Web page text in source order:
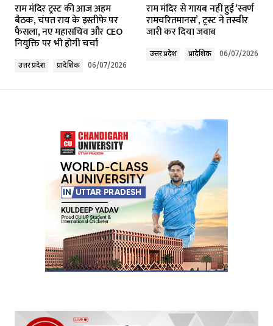
Required fields are marked*
Comment*
Your E-mail*
Submit Comment
राम मंदिर ट्रस्ट की आज अहम
बैठक, चंपत राय के इस्तीफे पर
फैसला, नए महासचिव और CEO
नियुक्ति पर भी होगी चर्चा
उत्तर प्रदेश प्रादेशिक 06/07/2026
राम मंदिर से गायब नहीं हुई ‘स्वर्ण
रामचरितमानस’, ट्रस्ट ने तस्वीर
जारी कर दिया जवाब
उत्तर प्रदेश प्रादेशिक 06/07/2026